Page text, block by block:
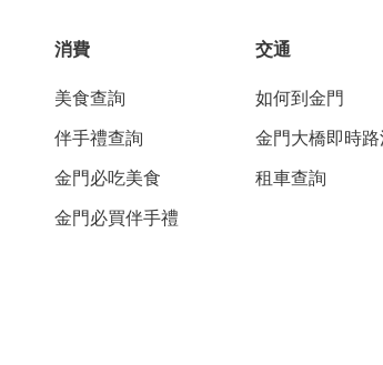
消費
美食查詢
伴手禮查詢
金門必吃美食
金門必買伴手禮
交通
如何到金門
金門大橋即時
租車查詢